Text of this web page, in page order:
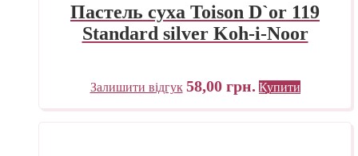
Пастель суха Toison D`or 119
Standard silver Koh-i-Noor
Залишити відгук 58,00 грн. Купити